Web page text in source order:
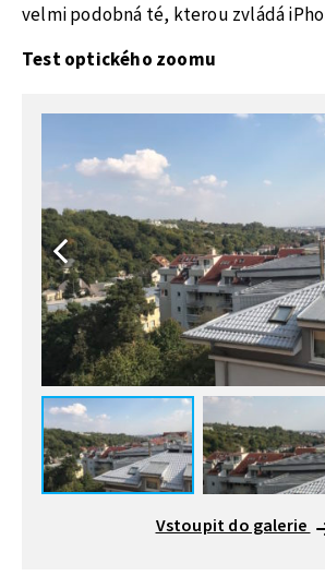
velmi podobná té, kterou zvládá
Test optického zoomu
Vstoupit do galerie